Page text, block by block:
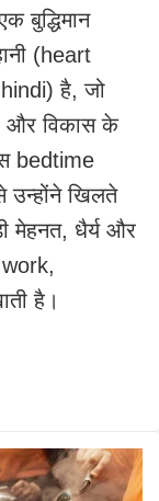
बुद्धिमान
(heart
है, जो
और विकास के
bedtime
खिलते
मेहनत, धैर्य और
है।